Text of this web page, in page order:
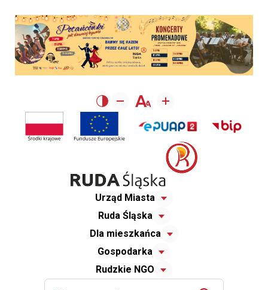
Urząd Miasta
Ruda Śląska
Dla mieszkańca
Gospodarka
Rudzkie NGO